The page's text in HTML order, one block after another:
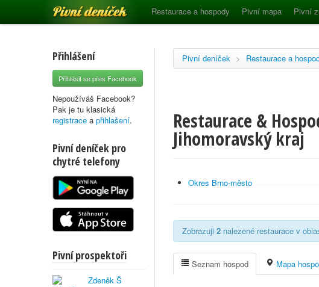
Pivní deníček Restaurace a hospody Pivní mapa Pivní
Přihlášení
Přihlásit se přes Facebook
Nepoužíváš Facebook?
Pak je tu klasická
registrace a přihlašení.
Pivní deníček pro
chytré telefony
Pivní prospektoři
Zdeněk Š
Pivní deníček > Restaurace a
Restaurace &
Jihomoravský kraj
Okres Brno-město
Zobrazuji 2 nalezené restaurace v
Seznam hospod Mapa